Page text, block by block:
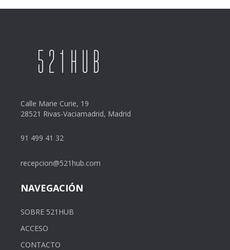
Calle Marie Curie, 19
28521 Rivas-Vaciamadrid, Madrid
91 499 41 32
recepcion@521hub.com
NAVEGACIÓN
SOBRE 521HUB
ACCESO
CONTACTO